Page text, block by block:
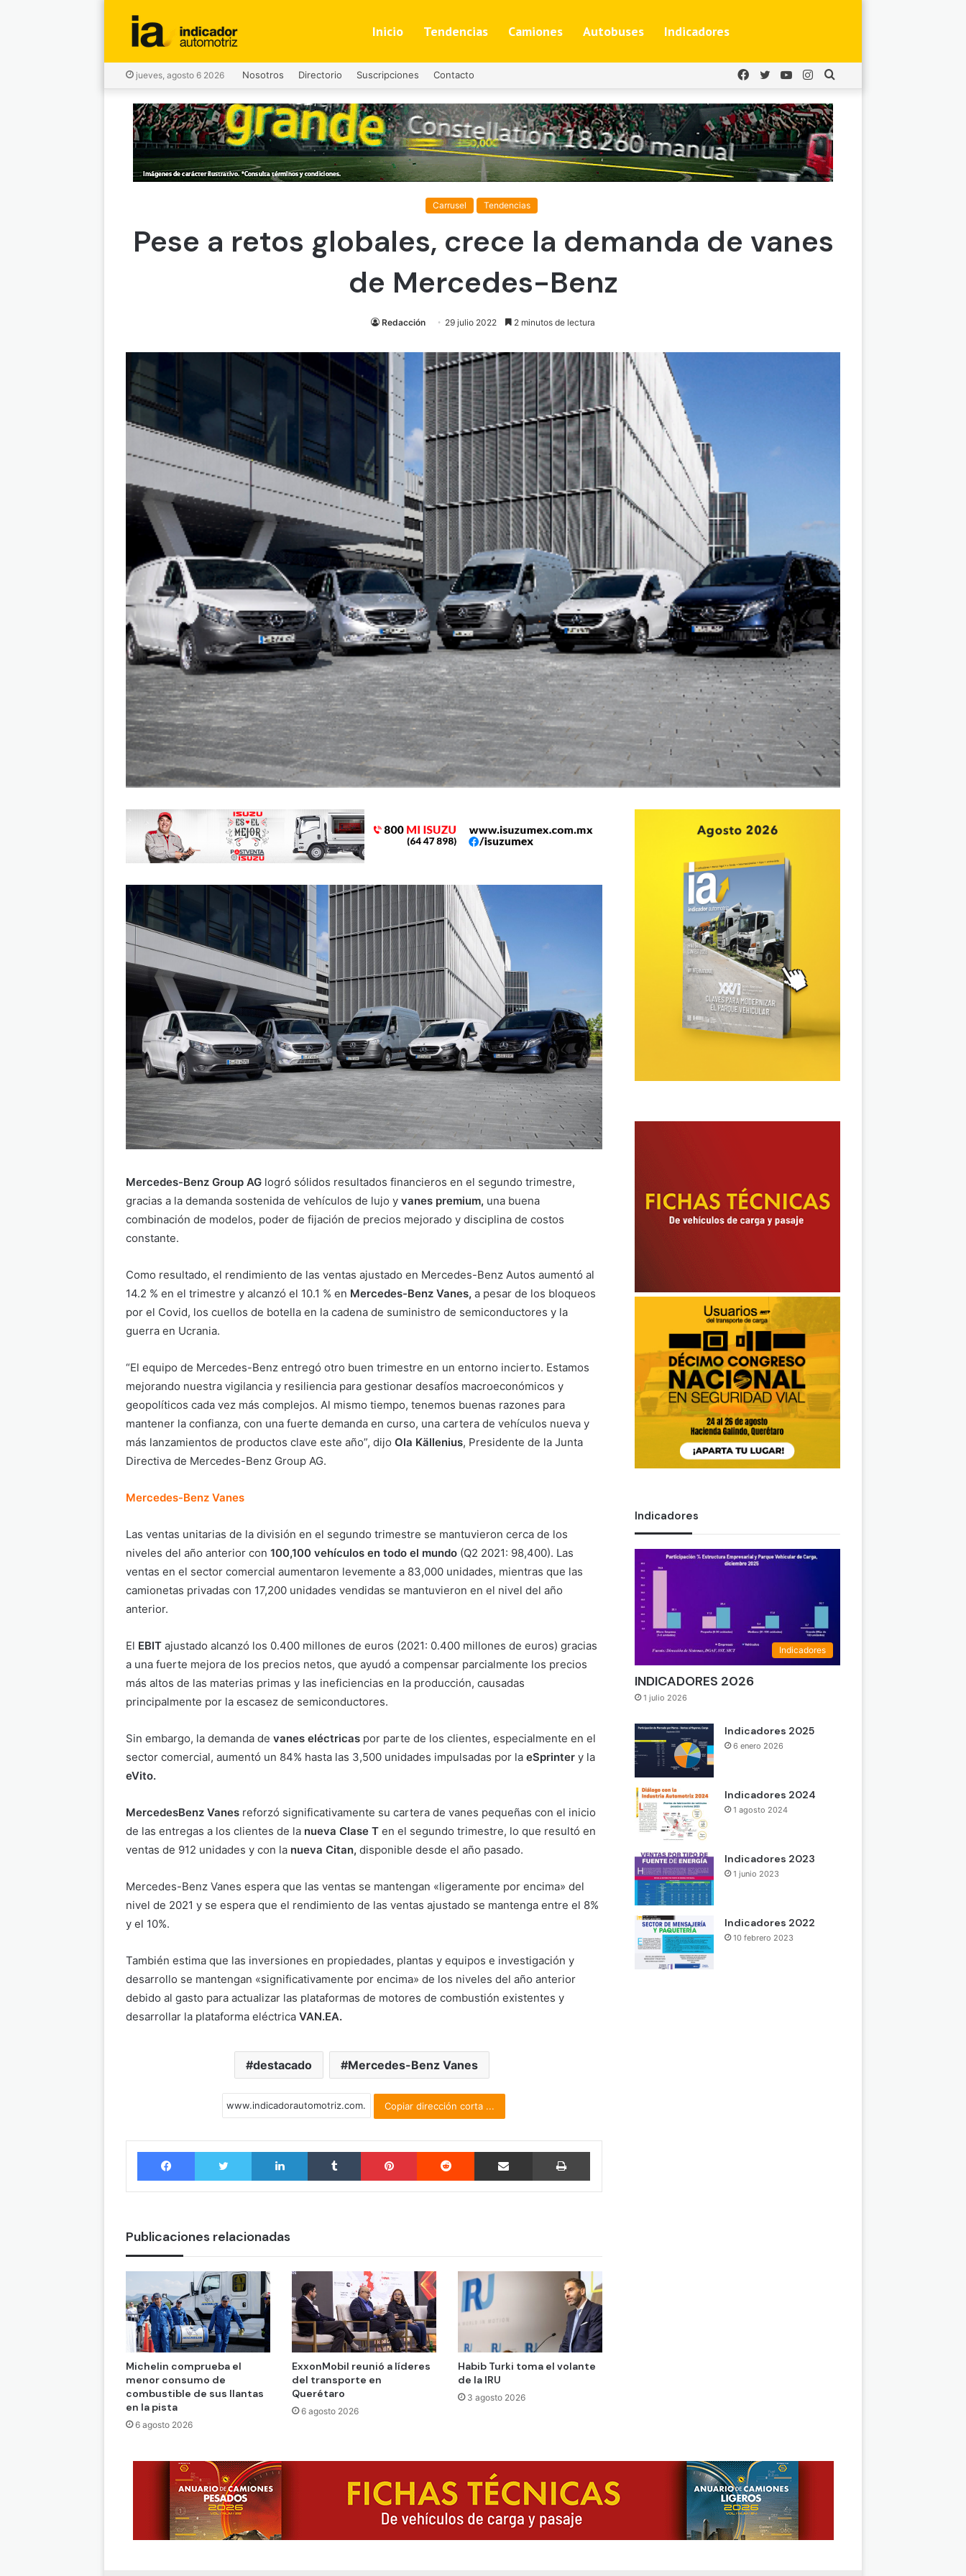
Inicio Tendencias Camiones Autobuses Indicadores
jueves, agosto 6 2026 Nosotros Directorio Suscripciones Contacto
Buscar
Instagram
YouTube
Twitter
Facebook
Carrusel Tendencias
Pese a retos globales, crece la demanda de vanes
de Mercedes-Benz
Redacción 29 julio 2022 2 minutos de lectura
Mercedes-Benz Group AG logró sólidos resultados financieros en el segundo trimestre,
gracias a la demanda sostenida de vehículos de lujo y vanes premium, una buena
combinación de modelos, poder de fijación de precios mejorado y disciplina de costos
constante.
Como resultado, el rendimiento de las ventas ajustado en Mercedes-Benz Autos aumentó al
14.2 % en el trimestre y alcanzó el 10.1 % en Mercedes-Benz Vanes, a pesar de los bloqueos
por el Covid, los cuellos de botella en la cadena de suministro de semiconductores y la
guerra en Ucrania.
“El equipo de Mercedes-Benz entregó otro buen trimestre en un entorno incierto. Estamos
mejorando nuestra vigilancia y resiliencia para gestionar desafíos macroeconómicos y
geopolíticos cada vez más complejos. Al mismo tiempo, tenemos buenas razones para
mantener la confianza, con una fuerte demanda en curso, una cartera de vehículos nueva y
más lanzamientos de productos clave este año”, dijo Ola Källenius, Presidente de la Junta
Directiva de Mercedes-Benz Group AG.
Mercedes-Benz Vanes
Las ventas unitarias de la división en el segundo trimestre se mantuvieron cerca de los
niveles del año anterior con 100,100 vehículos en todo el mundo (Q2 2021: 98,400). Las
ventas en el sector comercial aumentaron levemente a 83,000 unidades, mientras que las
camionetas privadas con 17,200 unidades vendidas se mantuvieron en el nivel del año
anterior.
El EBIT ajustado alcanzó los 0.400 millones de euros (2021: 0.400 millones de euros) gracias
a una fuerte mejora de los precios netos, que ayudó a compensar parcialmente los precios
más altos de las materias primas y las ineficiencias en la producción, causadas
principalmente por la escasez de semiconductores.
Sin embargo, la demanda de vanes eléctricas por parte de los clientes, especialmente en el
sector comercial, aumentó un 84% hasta las 3,500 unidades impulsadas por la eSprinter y la
eVito.
MercedesBenz Vanes reforzó significativamente su cartera de vanes pequeñas con el inicio
de las entregas a los clientes de la nueva Clase T en el segundo trimestre, lo que resultó en
ventas de 912 unidades y con la nueva Citan, disponible desde el año pasado.
Mercedes-Benz Vanes espera que las ventas se mantengan «ligeramente por encima» del
nivel de 2021 y se espera que el rendimiento de las ventas ajustado se mantenga entre el 8%
y el 10%.
También estima que las inversiones en propiedades, plantas y equipos e investigación y
desarrollo se mantengan «significativamente por encima» de los niveles del año anterior
debido al gasto para actualizar las plataformas de motores de combustión existentes y
desarrollar la plataforma eléctrica VAN.EA.
destacado Mercedes-Benz Vanes
Copiar dirección corta ...
Facebook Twitter LinkedIn Tumblr Pinterest Reddit Compartir por correo electrónico
Publicaciones relacionadas
Michelin comprueba el
menor consumo de
combustible de sus llantas
en la pista
6 agosto 2026
ExxonMobil reunió a líderes
del transporte en
Querétaro
6 agosto 2026
Habib Turki toma el volante
de la IRU
3 agosto 2026
Indicadores
Indicadores
INDICADORES 2026
1 julio 2026
Indicadores 2025
6 enero 2026
Indicadores 2024
1 agosto 2024
Indicadores 2023
1 junio 2023
Indicadores 2022
10 febrero 2023